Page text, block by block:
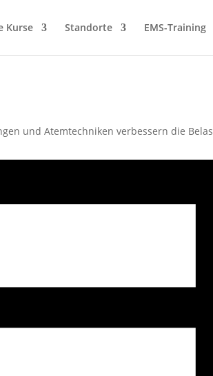
Kurse Standorte EMS-Training
und Atemtechniken verbessern die